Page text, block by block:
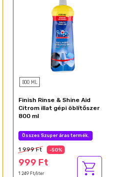
800 ML
Finish Rinse & Shine Aid
Citrom illat gépi öblítőszer
800 ml
Összes Szuper áras termék.
1 999 Ft -50%
999 Ft
1 249 Ft/liter